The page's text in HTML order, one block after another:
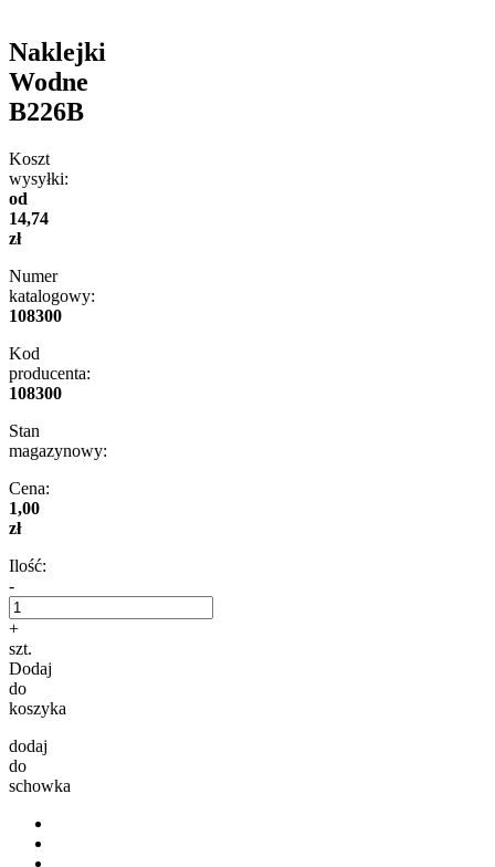
Naklejki
Wodne
B226B
Koszt
wysyłki:
od
14,74
zł
Numer
katalogowy:
108300
Kod
producenta:
108300
Stan
magazynowy:
Cena:
1,00
zł
Ilość:
-
+
szt.
Dodaj
do
koszyka
dodaj
do
schowka